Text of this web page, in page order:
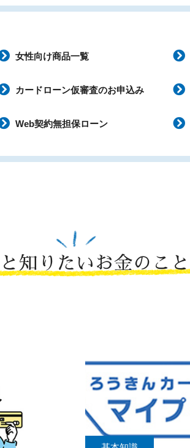
女性向け商品一覧
カードローン仮審査のお申込み
Web契約無担保ローン
知りたいお金のこと